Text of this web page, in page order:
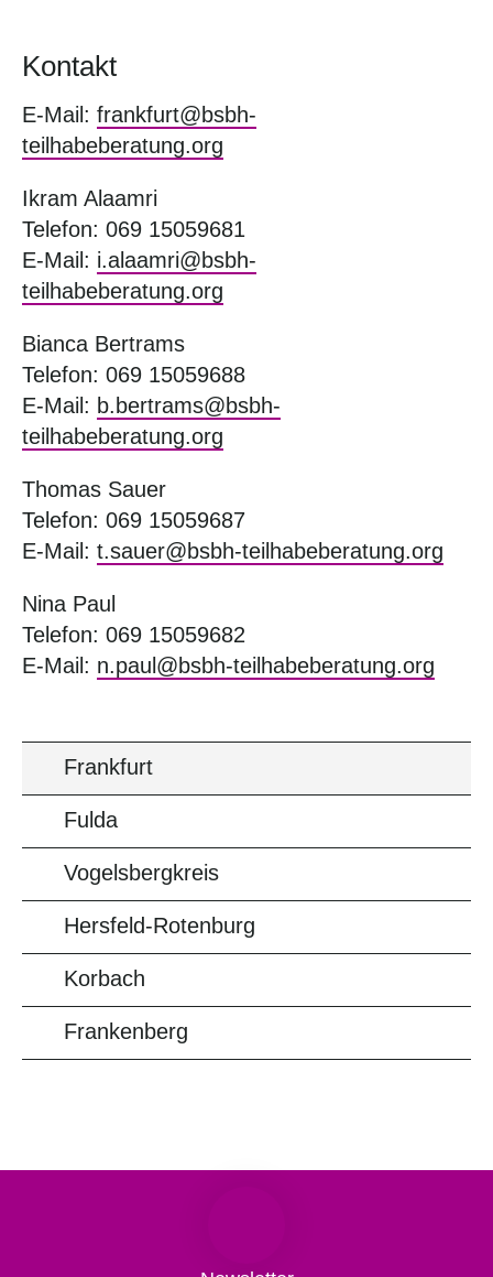
Kontakt
E-Mail: frankfurt@bsbh-
teilhabeberatung.org
Ikram Alaamri
Telefon: 069 15059681
E-Mail: i.alaamri@bsbh-
teilhabeberatung.org
Bianca Bertrams
Telefon: 069 15059688
E-Mail: b.bertrams@bsbh-
teilhabeberatung.org
Thomas Sauer
Telefon: 069 15059687
E-Mail: t.sauer@bsbh-teilhabeberatung.org
Nina Paul
Telefon: 069 15059682
E-Mail: n.paul@bsbh-teilhabeberatung.org
Frankfurt
Fulda
Vogelsbergkreis
Hersfeld-Rotenburg
Korbach
Frankenberg